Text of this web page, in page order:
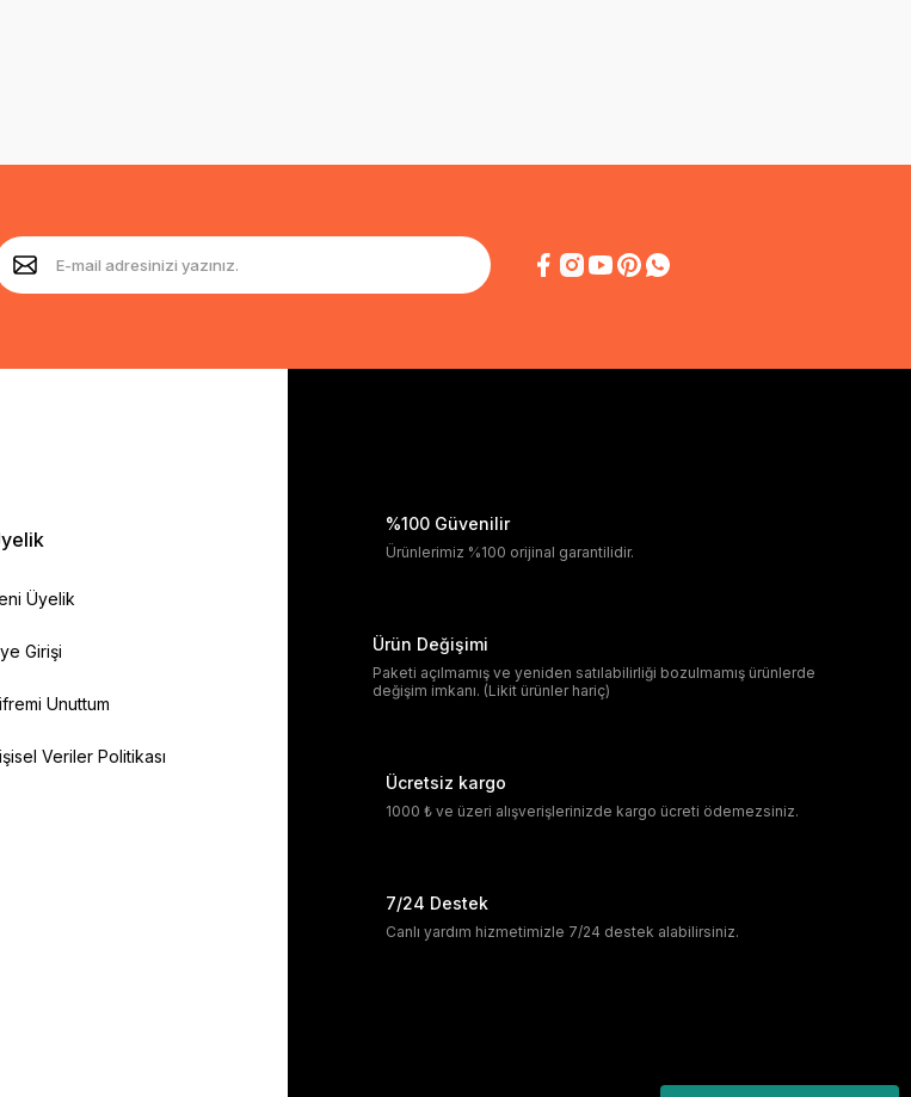
Üyelik
Girişi
Unuttum
Veriler Politikası
%100 Güvenilir
Ürünlerimiz %100 orijinal garantilidir.
Ürün Değişimi
Paketi açılmamış ve yeniden satılabilirliği bozulmamış ürünlerde
değişim imkanı. (Likit ürünler hariç)
Ücretsiz kargo
1000 ₺ ve üzeri alışverişlerinizde kargo ücreti ödemezsiniz.
7/24 Destek
Canlı yardım hizmetimizle 7/24 destek alabilirsiniz.